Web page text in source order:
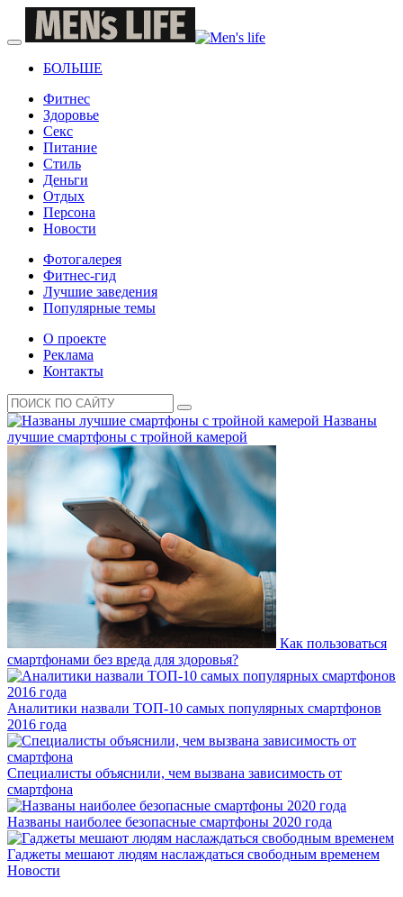
БОЛЬШЕ
Фитнес
Здоровье
Секс
Питание
Стиль
Деньги
Отдых
Персона
Новости
Фотогалерея
Фитнес-гид
Лучшие заведения
Популярные темы
О проекте
Реклама
Контакты
Названы
лучшие смартфоны с тройной камерой
Как пользоваться
смартфонами без вреда для здоровья?
Аналитики назвали ТОП-10 самых популярных смартфонов
2016 года
Специалисты объяснили, чем вызвана зависимость от
смартфона
Названы наиболее безопасные смартфоны 2020 года
Гаджеты мешают людям наслаждаться свободным временем
Новости